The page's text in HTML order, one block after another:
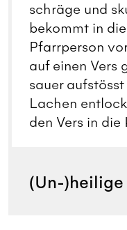
schräge und
bekommt in
Pfarrperson
auf einen Vers
sauer
Lachen
den Vers in
(Un-)heilige